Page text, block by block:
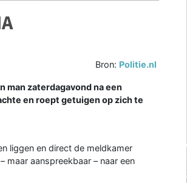
Bron: Politie.nl
man zaterdagavond na een
en roept getuigen op zich te
liggen en direct de meldkamer
maar aanspreekbaar – naar een